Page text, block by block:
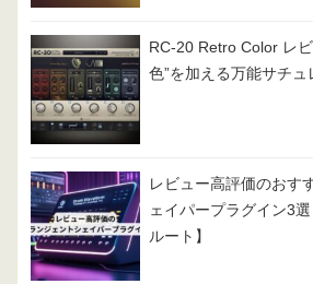
RC-20 Retro Color レ
色”を加える万能サチュ
レビュー高評価のおす
ェイパープラグイン3
ルート】